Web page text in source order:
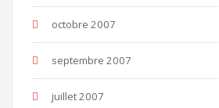
octobre 2007
septembre 2007
juillet 2007